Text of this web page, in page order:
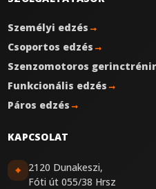
Személyi edzés→
Csoportos edzés→
Szenzomotoros
Funkcionális edzés→
Páros edzés→
KAPCSOLAT
⌖
2120 Dunakeszi,
Fóti út 055/38 Hrsz